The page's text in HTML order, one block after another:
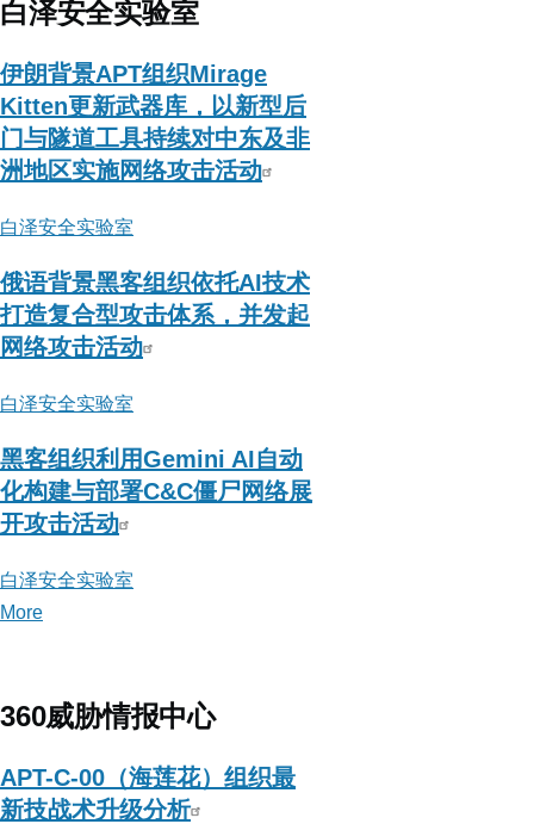
天
威
胁
情
报
心
白泽安全实验室
伊朗背景APT组织Mirage
Kitten更新武器库，以新型后
门与隧道工具持续对中东及非
洲地区实施网络攻击活动
白泽安全实验室
俄语背景黑客组织依托AI技术
打造复合型攻击体系，并发起
网络攻击活动
白泽安全实验室
黑客组织利用Gemini AI自动
化构建与部署C&C僵尸网络展
开攻击活动
白泽安全实验室
More
泽
全
实
360威胁情报中心
APT-C-00（海莲花）组织最
新技战术升级分析